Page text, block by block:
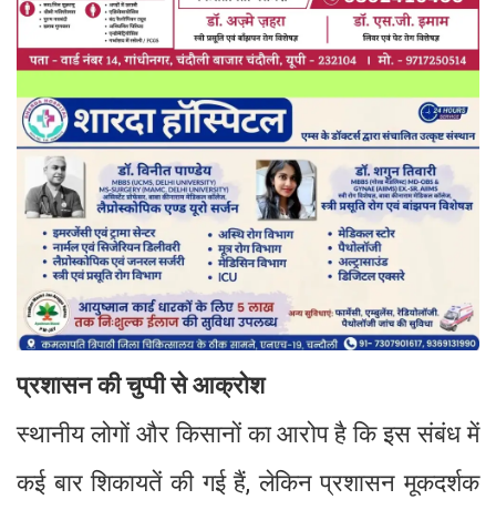
प्रशासन की चुप्पी से आक्रोश
स्थानीय लोगों और किसानों का आरोप है कि इस संबंध में
कई बार शिकायतें की गई हैं, लेकिन प्रशासन मूकदर्शक